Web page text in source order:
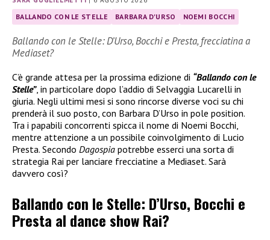
BALLANDO CON LE STELLE BARBARA D'URSO NOEMI BOCCHI
Ballando con le Stelle: D’Urso, Bocchi e Presta, frecciatina a
Mediaset?
C’è grande attesa per la prossima edizione di “Ballando con le
Stelle”, in particolare dopo l’addio di Selvaggia Lucarelli in
giuria. Negli ultimi mesi si sono rincorse diverse voci su chi
prenderà il suo posto, con Barbara D’Urso in pole position.
Tra i papabili concorrenti spicca il nome di Noemi Bocchi,
mentre attenzione a un possibile coinvolgimento di Lucio
Presta. Secondo Dagospia potrebbe esserci una sorta di
strategia Rai per lanciare frecciatine a Mediaset. Sarà
davvero così?
Ballando con le Stelle: D’Urso, Bocchi e
Presta al dance show Rai?